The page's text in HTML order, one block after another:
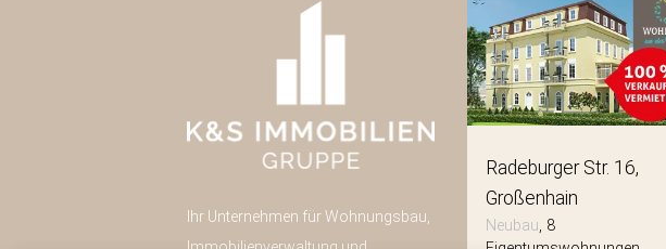
Ihr Unternehmen für Wohnungsbau,
Pulsnitzer Straße 40
Neubau
43
Radeburger Str. 16
Großenhain
Neubau 8